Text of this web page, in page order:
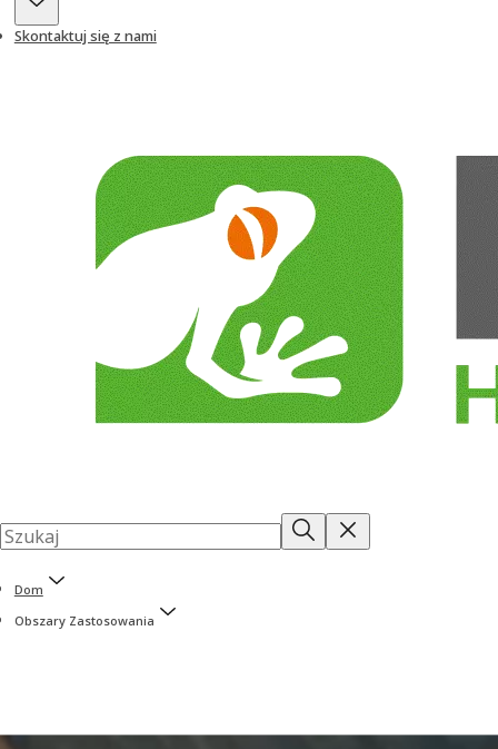
Skontaktuj się z nami
Dom
Obszary Zastosowania